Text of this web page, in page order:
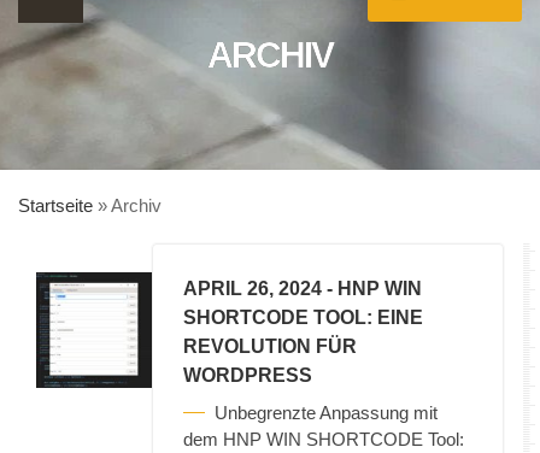
ARCHIV
Startseite »Archiv
APRIL 26, 2024 - HNP WIN
SHORTCODE TOOL: EINE
REVOLUTION FÜR
WORDPRESS
Unbegrenzte Anpassung mit
dem HNP WIN SHORTCODE Tool: